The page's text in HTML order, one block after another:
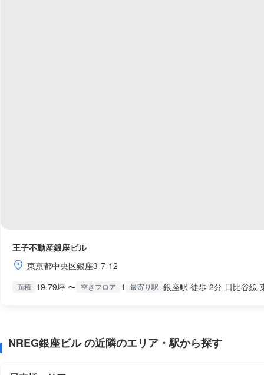
王子不動産銀座ビル
東京都中央区銀座3-7-12
面積 19.79坪 〜 空きフロア 1 最寄り駅 銀座駅 徒歩 2分 日比谷線
NREG銀座ビル の近隣のエリア・駅から探す